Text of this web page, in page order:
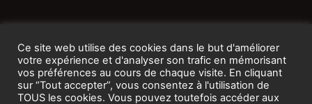
Ce site web utilise des cookies dans le but d'améliorer
votre expérience et d'analyser son trafic en mémorisant
vos préférences au cours de chaque visite. En cliquant
sur “Tout accepter”, vous consentez à l'utilisation de
TOUS les cookies. Vous pouvez toutefois accéder aux